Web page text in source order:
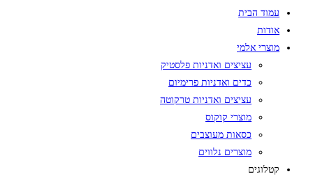
עמוד הבית
אודות
מוצרי אלמי
עציצים ואדניות פלסטיק
כדים ואדניות פרימיום
עציצים ואדניות טרקוטה
מוצרי קוקוס
כסאות מעוצבים
מוצרים נלווים
קטלוגים